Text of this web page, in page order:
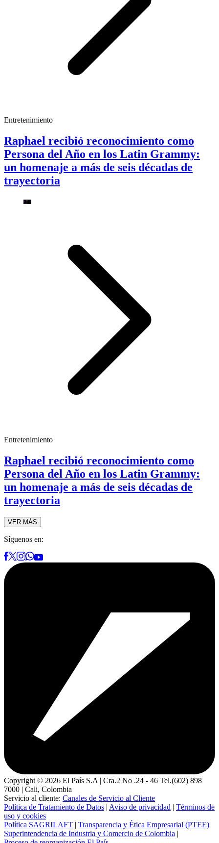
Entretenimiento
Raphael recibió reconocimiento como
Persona del Año en los Latin Grammy:
un homenaje a más de seis décadas de
trayectoria
Entretenimiento
Raphael recibió reconocimiento como
Persona del Año en los Latin Grammy:
un homenaje a más de seis décadas de
trayectoria
VER MÁS
Síguenos en:
Copyright © 2026 El País S.A | Cra.2 No .24 - 46 Tel.(602) 898
7000 | Cali, Colombia
Servicio al cliente: Canales de Servicio al Cliente
Política de Tratamiento de Datos | Aviso de privacidad | Términos de
uso y cookies
Política SAGRILAFT | Transparencia y Ética Empresarial (PTEE)
Superintendencia de Industria y Comercio de Colombia |